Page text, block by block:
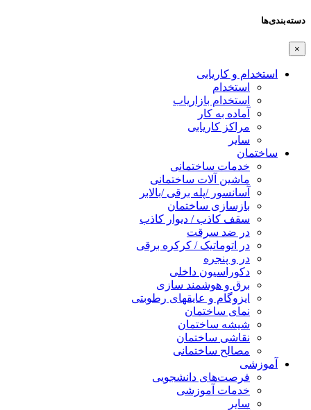
و کاریابی
استخدام
استخدام بازاریاب
آماده به کار
مراکز کاریابی
خدمات ساختمانی
ماشین آلات ساختمانی
آسانسور /پله برقی /بالابر
بازسازی ساختمان
سقف کاذب / دیوار کاذب
در ضد سرقت
در اتوماتیک / کرکره برقی
در و پنجره
دکوراسیون داخلی
برق و هوشمند سازی
ایزوگام و عایقهای رطوبتی
نمای ساختمان
شیشه ساختمان
نقاشی ساختمان
مصالح ساختمانی
فرصت‌های دانشجویی
خدمات آموزشی